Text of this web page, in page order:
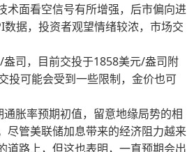
术面看空信号有所增强，后市偏向进
据，投资者观望情绪较浓，市场交
司，目前交投于1858美元/盎司附
投可能会受到一些限制，金价也可
胀率预期初值，留意地缘局势的相
尽管美联储加息带来的经济阻力越来
道路上，但这也表明，一直预期会出